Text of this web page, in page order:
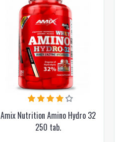
Amix Nutrition Amino Hydro 32
250 tab.